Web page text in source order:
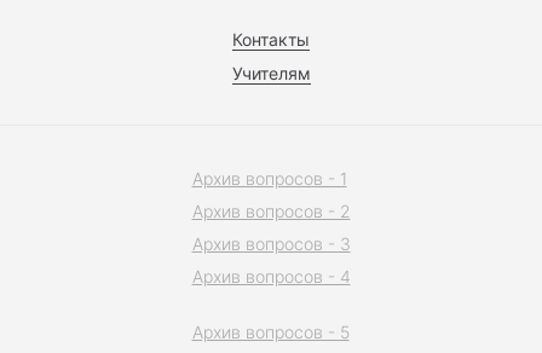
Контакты
Учителям
Архив вопросов - 1
Архив вопросов - 2
Архив вопросов - 3
Архив вопросов - 4
Архив вопросов - 5